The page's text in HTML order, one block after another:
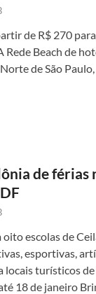
de R$ 270
Beach de
de São
de férias
escolas de
esportivas,
locais turísticos
18 de janeiro